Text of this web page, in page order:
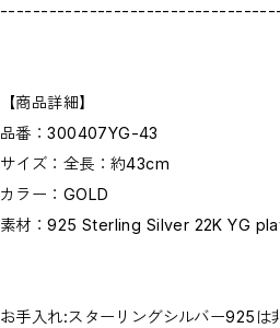
【商品詳細】
品番：300407YG-43
サイズ：全長：約43cm
カラー：GOLD
素材：925 Sterling Silver 22K YG
お手入れ:スターリングシルバー925は